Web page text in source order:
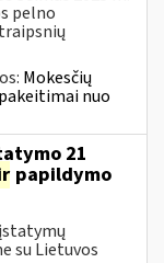
pelno
Mokesčių
nuo
21
papildymo
įstatymų
su Lietuvos